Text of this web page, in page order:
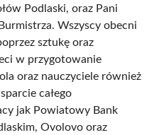
Podlaski, oraz Pani
Wszyscy obecni
sztukę oraz
w przygotowanie
oraz nauczyciele również
całego
jak Powiatowy Bank
Ovolovo oraz